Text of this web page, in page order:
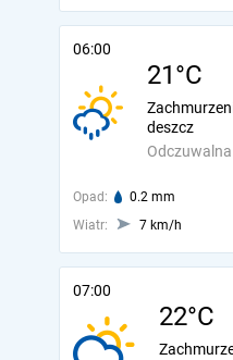
06:00
21°C
Odczuwalna
deszcz
Opad: 0.2 mm
Wiatr:
7 km/h
07:00
22°C